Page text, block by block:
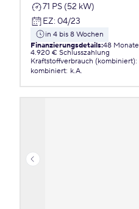
71 PS (52 kW)
EZ: 04/23
in 4 bis 8 Wochen
Finanzierungsdetails:48 Monate
4.920 € Schlusszahlung
Kraftstoffverbrauch (kombiniert):
kombiniert: k.A.